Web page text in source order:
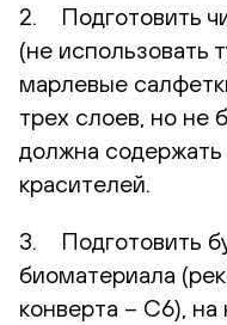
2. Подготовить
(не использовать
марлевые
трех слоев, но не
должна
красителей.
3. Подготовить
биоматериала
конверта – С6), на